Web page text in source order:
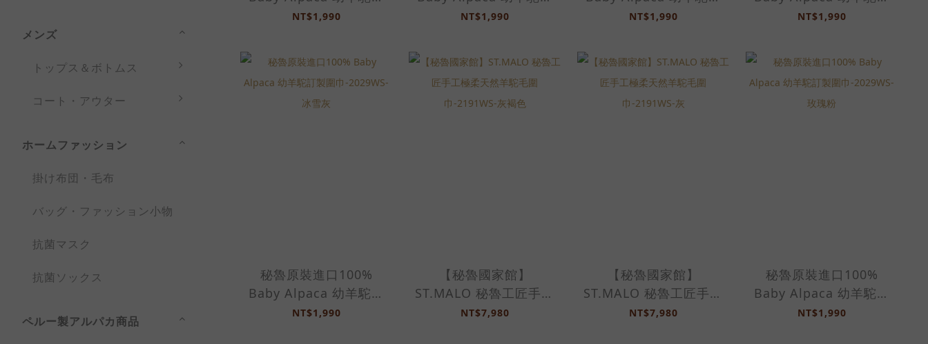
メンズ
トップス＆ボトムス
コート・アウター
ホームファッション
掛け布団・毛布
バッグ・ファッション小物
抗菌マスク
抗菌ソックス
ペルー製アルパカ商品
製圍巾-2029WS-青誠綠
NT$1,990
製圍巾-2029WS-蜂蜜棕
NT$1,990
製圍巾-2029WS-楓紅色
NT$1,990
製圍巾-2029WS-雪茄棕
NT$1,990
秘魯原裝進口100%
Baby Alpaca 幼羊駝訂
製圍巾-2029WS-冰雪灰
NT$1,990
【秘魯國家館】
ST.MALO 秘魯工匠手工
極柔天然羊駝毛圍
NT$7,980
【秘魯國家館】
ST.MALO 秘魯工匠手工
極柔天然羊駝毛圍
NT$7,980
秘魯原裝進口100%
Baby Alpaca 幼羊駝訂
製圍巾-2029WS-玫瑰粉
NT$1,990